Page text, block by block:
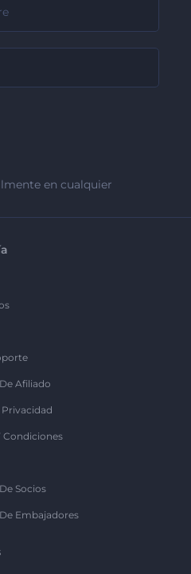
en cualquier
Afiliado
Condiciones
Socios
Embajadores